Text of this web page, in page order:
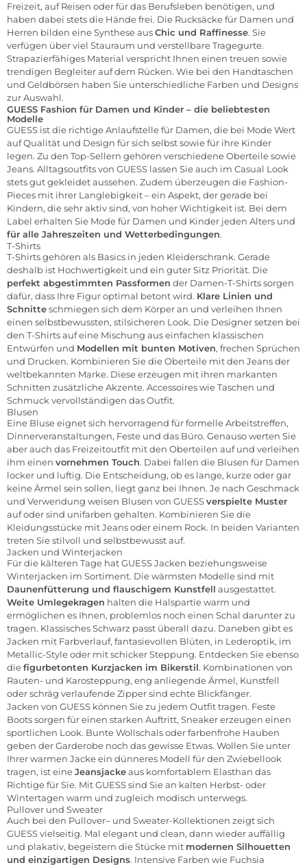
Freizeit, auf Reisen oder für das Berufsleben benötigen, und
haben dabei stets die Hände frei. Die Rucksäcke für Damen und
Herren bilden eine Synthese ausChic und Raffinesse. Sie
verfügen über viel Stauraum und verstellbare Tragegurte.
Strapazierfähiges Material verspricht Ihnen einen treuen sowie
trendigen Begleiter auf dem Rücken. Wie bei den Handtaschen
und Geldbörsen haben Sie unterschiedliche Farben und Designs
zur Auswahl.
GUESS Fashion für Damen und Kinder – die beliebtesten
Modelle
GUESS ist die richtige Anlaufstelle für Damen, die bei Mode Wert
auf Qualität und Design für sich selbst sowie für ihre Kinder
legen. Zu den Top-Sellern gehören verschiedene Oberteile sowie
Jeans. Alltagsoutfits von GUESS lassen Sie auch im Casual Look
stets gut gekleidet aussehen. Zudem überzeugen die Fashion-
Pieces mit ihrer Langlebigkeit – ein Aspekt, der gerade bei
Kindern, die sehr aktiv sind, von hoher Wichtigkeit ist. Bei dem
Label erhalten Sie Mode für Damen und Kinder jeden Alters und
für alle Jahreszeiten und Wetterbedingungen.
T-Shirts
T-Shirtsgehören als Basics in jeden Kleiderschrank. Gerade
deshalb ist Hochwertigkeit und ein guter Sitz Priorität. Die
perfekt abgestimmten Passformen der Damen-T-Shirts sorgen
dafür, dass Ihre Figur optimal betont wird. Klare Linien und
Schnitteschmiegen sich dem Körper an und verleihen Ihnen
einen selbstbewussten, stilsicheren Look. Die Designer setzen bei
den T-Shirts auf eine Mischung aus einfachen klassischen
Entwürfen und Modellen mit bunten Motiven, frechen Sprüchen
und Drucken. Kombinieren Sie die Oberteile mit den Jeans der
weltbekannten Marke. Diese erzeugen mit ihren markanten
Schnitten zusätzliche Akzente. Accessoires wie Taschen und
Schmuck vervollständigen das Outfit.
Blusen
Eine Bluseeignet sich hervorragend für formelle Arbeitstreffen,
Dinnerveranstaltungen, Feste und das Büro. Genauso werten Sie
aber auch das Freizeitoutfit mit den Oberteilen auf und verleihen
ihm einen vornehmen Touch. Dabei fallen die Blusen für Damen
locker und luftig. Die Entscheidung, ob es lange, kurze oder gar
keine Ärmel sein sollen, liegt ganz bei Ihnen. Je nach Geschmack
und Verwendung weisen Blusen von GUESSverspielte Muster
auf oder sind unifarben gehalten. Kombinieren Sie die
Kleidungsstücke mit Jeans oder einem Rock. In beiden Varianten
treten Sie stilvoll und selbstbewusst auf.
Jacken und Winterjacken
Für die kälteren Tage hat GUESSJacken beziehungsweise
Winterjacken im Sortiment. Die wärmsten Modelle sind mit
Daunenfütterung und flauschigem Kunstfell ausgestattet.
Weite Umlegekragen halten die Halspartie warm und
ermöglichen es Ihnen, problemlos noch einen Schal darunter zu
tragen. Klassisches Schwarz passt überall dazu. Daneben gibt es
Jacken mit Farbverlauf, fantasievollen Blüten, in Lederoptik, im
Metallic-Style oder mit schicker Steppung. Entdecken Sie ebenso
diefigurbetonten Kurzjacken im Bikerstil. Kombinationen von
Rauten- und Karosteppung, eng anliegende Ärmel, Kunstfell
oder schräg verlaufende Zipper sind echte Blickfänger.
Jacken von GUESS können Sie zu jedem Outfit tragen. Feste
Boots sorgen für einen starken Auftritt, Sneaker erzeugen einen
sportlichen Look. Bunte Wollschals oder farbenfrohe Hauben
geben der Garderobe noch das gewisse Etwas. Wollen Sie unter
Ihrer warmen Jacke ein dünneres Modell für den Zwiebellook
tragen, ist eineJeansjackeaus komfortablem Elasthan das
Richtige für Sie. Mit GUESS sind Sie an kalten Herbst- oder
Wintertagen warm und zugleich modisch unterwegs.
Pullover und Sweater
Auch bei den Pullover– und Sweater-Kollektionen zeigt sich
GUESS vielseitig. Mal elegant und clean, dann wieder auffällig
und plakativ, begeistern die Stücke mit modernen Silhouetten
und einzigartigen Designs. Intensive Farben wie Fuchsia